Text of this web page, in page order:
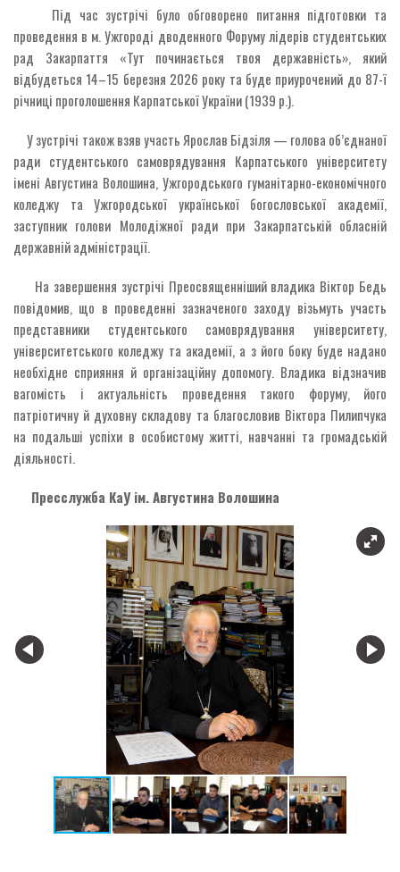
Під час зустрічі було обговорено питання підготовки та
проведення в м. Ужгороді дводенного Форуму лідерів студентських
рад Закарпаття «Тут починається твоя державність», який
відбудеться 14–15 березня 2026 року та буде приурочений до 87-ї
річниці проголошення Карпатської України (1939 р.).
У зустрічі також взяв участь Ярослав Бідзіля — голова об’єднаної
ради студентського самоврядування Карпатського університету
імені Августина Волошина, Ужгородського гуманітарно-економічного
коледжу та Ужгородської української богословської академії,
заступник голови Молодіжної ради при Закарпатській обласній
державній адміністрації.
На завершення зустрічі Преосвященніший владика Віктор Бедь
повідомив, що в проведенні зазначеного заходу візьмуть участь
представники студентського самоврядування університету,
університетського коледжу та академії, а з його боку буде надано
необхідне сприяння й організаційну допомогу. Владика відзначив
вагомість і актуальність проведення такого форуму, його
патріотичну й духовну складову та благословив Віктора Пилипчука
на подальші успіхи в особистому житті, навчанні та громадській
діяльності.
Пресслужба КаУ ім. Августина Волошина